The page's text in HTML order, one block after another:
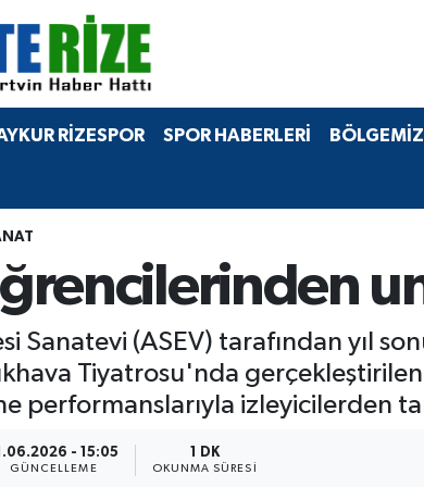
RİZESPOR SPOR HABERLERİ BÖLGEMİZ
Sanatevi (ASEV) tarafından yıl
Tiyatrosu'nda
performanslarıyla izleyicilerden
- 15:05
GÜNCELLEME
1 DK
OKUNMA SÜRESI